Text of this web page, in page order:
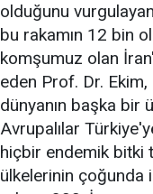
olduğunu
bu rakamın 12 bin
komşumuz olan
eden Prof. Dr.
dünyanın başka bir
Avrupalılar
hiçbir endemik bitki
ülkelerinin çoğunda